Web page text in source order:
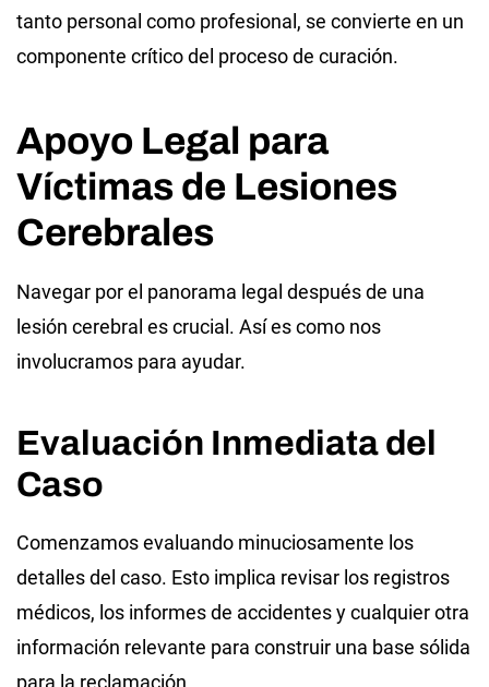
tanto personal como profesional, se convierte en un
componente crítico del proceso de curación.
Apoyo Legal para
Víctimas de Lesiones
Cerebrales
Navegar por el panorama legal después de una
lesión cerebral es crucial. Así es como nos
involucramos para ayudar.
Evaluación Inmediata del
Caso
Comenzamos evaluando minuciosamente los
detalles del caso. Esto implica revisar los registros
médicos, los informes de accidentes y cualquier otra
información relevante para construir una base sólida
para la reclamación.